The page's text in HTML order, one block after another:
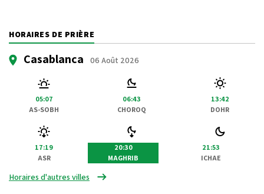
HORAIRES DE PRIÈRE
Casablanca 06 Août 2026
05:07
AS-SOBH
06:43
CHOROQ
13:42
DOHR
17:19
ASR
20:30
MAGHRIB
21:53
ICHAE
Horaires d'autres villes